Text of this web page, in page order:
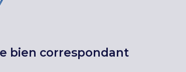
bien correspondant